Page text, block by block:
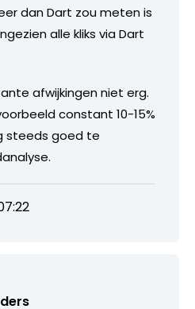
dan Dart zou meten is
alle kliks via Dart
afwijkingen niet erg.
constant 10-15%
steeds goed te